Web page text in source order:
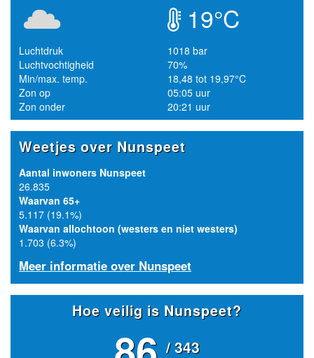
19°C
Luchtdruk
1018 bar
Luchtvochtigheid
70%
Min/max. temp.
18,48 tot 19,97°C
Zon op
05:05 uur
Zon onder
20:21 uur
Weetjes over Nunspeet
Aantal inwoners Nunspeet
26.835
Waarvan 65+
5.117 (19.1%)
Waarvan allochtoon (westers en niet westers)
1.703 (6.3%)
Meer informatie over Nunspeet
Hoe veilig is Nunspeet?
/ 343